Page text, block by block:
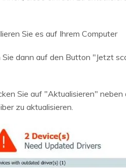
Sie es auf Ihrem Computer
Sie dann auf den Button "Jetzt
Sie auf "Aktualisieren"
zu aktualisieren.